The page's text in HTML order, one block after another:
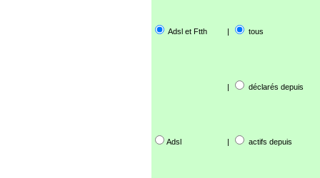
Adsl et Ftth | tous
| déclarés depuis
Adsl | actifs depuis